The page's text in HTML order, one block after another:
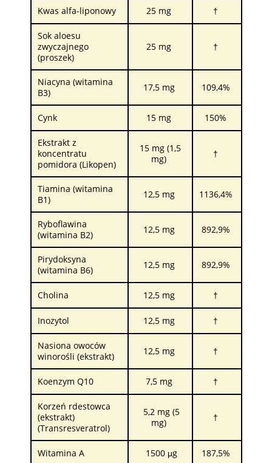
Kwas alfa-liponowy 25 mg †
Sok aloesu
zwyczajnego
(proszek)
25 mg †
Niacyna (witamina
B3)
17,5 mg 109,4%
Cynk 15 mg 150%
Ekstrakt z
koncentratu
pomidora (Likopen)
15 mg (1,5
mg)
†
Tiamina (witamina
B1)
12,5 mg 1136,4%
Ryboflawina
(witamina B2)
12,5 mg 892,9%
Pirydoksyna
(witamina B6)
12,5 mg 892,9%
Cholina 12,5 mg †
Inozytol 12,5 mg †
Nasiona owoców
winorośli (ekstrakt)
12,5 mg †
Koenzym Q10 7,5 mg †
Korzeń rdestowca
(ekstrakt)
(Transresveratrol)
5,2 mg (5
mg)
†
Witamina A 1500 μg 187,5%